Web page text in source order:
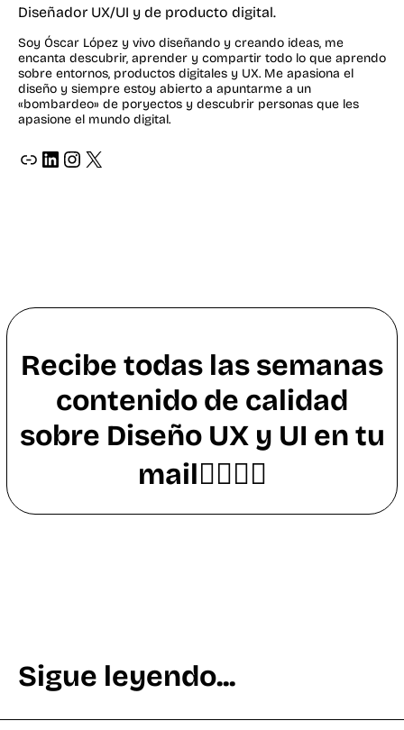
Diseñador UX/UI y de producto digital.
Soy Óscar López y vivo diseñando y creando ideas, me
encanta descubrir, aprender y compartir todo lo que aprendo
sobre entornos, productos digitales y UX. Me apasiona el
diseño y siempre estoy abierto a apuntarme a un
«bombardeo» de poryectos y descubrir personas que les
apasione el mundo digital.
ir a página web de oscar lopez diseñador grafico y web ir a perfil de LinkedIn de oscar lopez ir a perfil de instagram de oscar lopez _osvat X
Recibe todas las semanas
contenido de calidad
sobre Diseño UX y UI en tu
mail👇🏼👇🏼
Sigue leyendo...